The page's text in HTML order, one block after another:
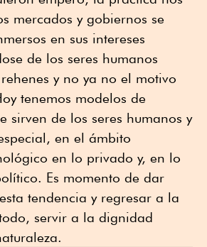
mercados y gobiernos se
en sus intereses
de los seres humanos
y no ya no el motivo
tenemos modelos de
sirven de los seres humanos y
en el ámbito
en lo privado y, en lo
Es momento de dar
tendencia y regresar a la
servir a la dignidad